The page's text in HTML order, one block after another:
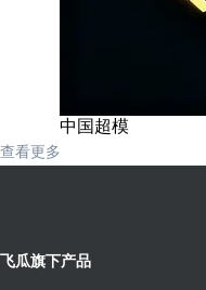
中国超模
查看更多
飞瓜旗下产品